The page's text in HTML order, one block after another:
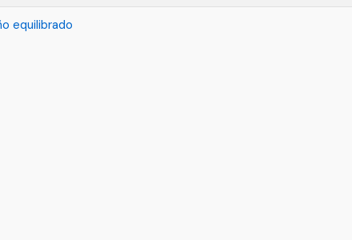
equilibrado